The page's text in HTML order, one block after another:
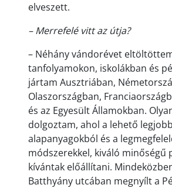
elveszett.
– Merrefelé vitt az útja?
– Néhány vándorévet
tanfolyamokon, iskolákban és
jártam Ausztriában,
Olaszországban,
és az Egyesült Államokban.
dolgoztam, ahol a lehető legjobb
alapanyagokból és a
módszerekkel, kiváló minőségű
kívántak előállítani.
Batthyány utcában megnyílt a